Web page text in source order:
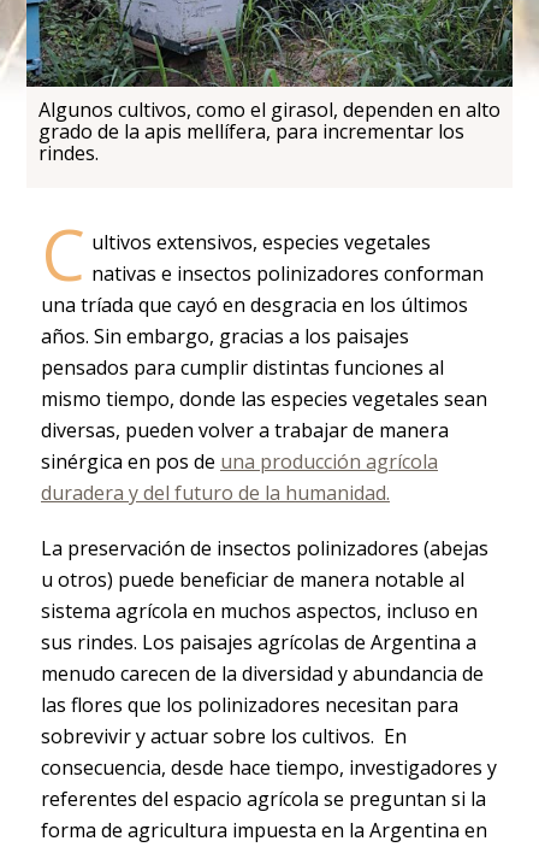
Algunos cultivos, como el girasol, dependen en alto
grado de la apis mellífera, para incrementar los
rindes.
C ultivos extensivos, especies vegetales
nativas e insectos polinizadores conforman
una tríada que cayó en desgracia en los últimos
años. Sin embargo, gracias a los paisajes
pensados para cumplir distintas funciones al
mismo tiempo, donde las especies vegetales sean
diversas, pueden volver a trabajar de manera
sinérgica en pos de una producción agrícola
duradera y del futuro de la humanidad.
La preservación de insectos polinizadores (abejas
u otros) puede beneficiar de manera notable al
sistema agrícola en muchos aspectos, incluso en
sus rindes. Los paisajes agrícolas de Argentina a
menudo carecen de la diversidad y abundancia de
las flores que los polinizadores necesitan para
sobrevivir y actuar sobre los cultivos. En
consecuencia, desde hace tiempo, investigadores y
referentes del espacio agrícola se preguntan si la
forma de agricultura impuesta en la Argentina en